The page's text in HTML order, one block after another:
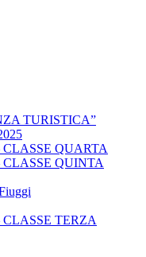
TURISTICA”
QUARTA
QUINTA
TERZA